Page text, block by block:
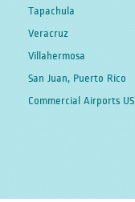
Tapachula
Veracruz
Villahermosa
San Juan, Puerto Rico
Commercial Airports US